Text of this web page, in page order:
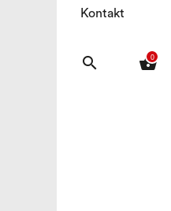
Kontakt
search 0
shopping_basket